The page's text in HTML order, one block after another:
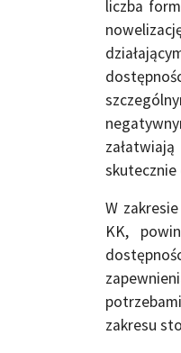
liczba
W
KK,
zakresu